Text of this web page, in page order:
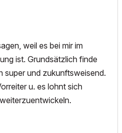
weil es bei mir im
ist. Grundsätzlich finde
super und zukunftsweisend.
u. es lohnt sich